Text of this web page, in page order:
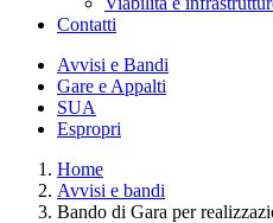
Contatti
Avvisi e Bandi
Gare e Appalti
SUA
Espropri
Home
Avvisi e bandi
Bando di Gara per